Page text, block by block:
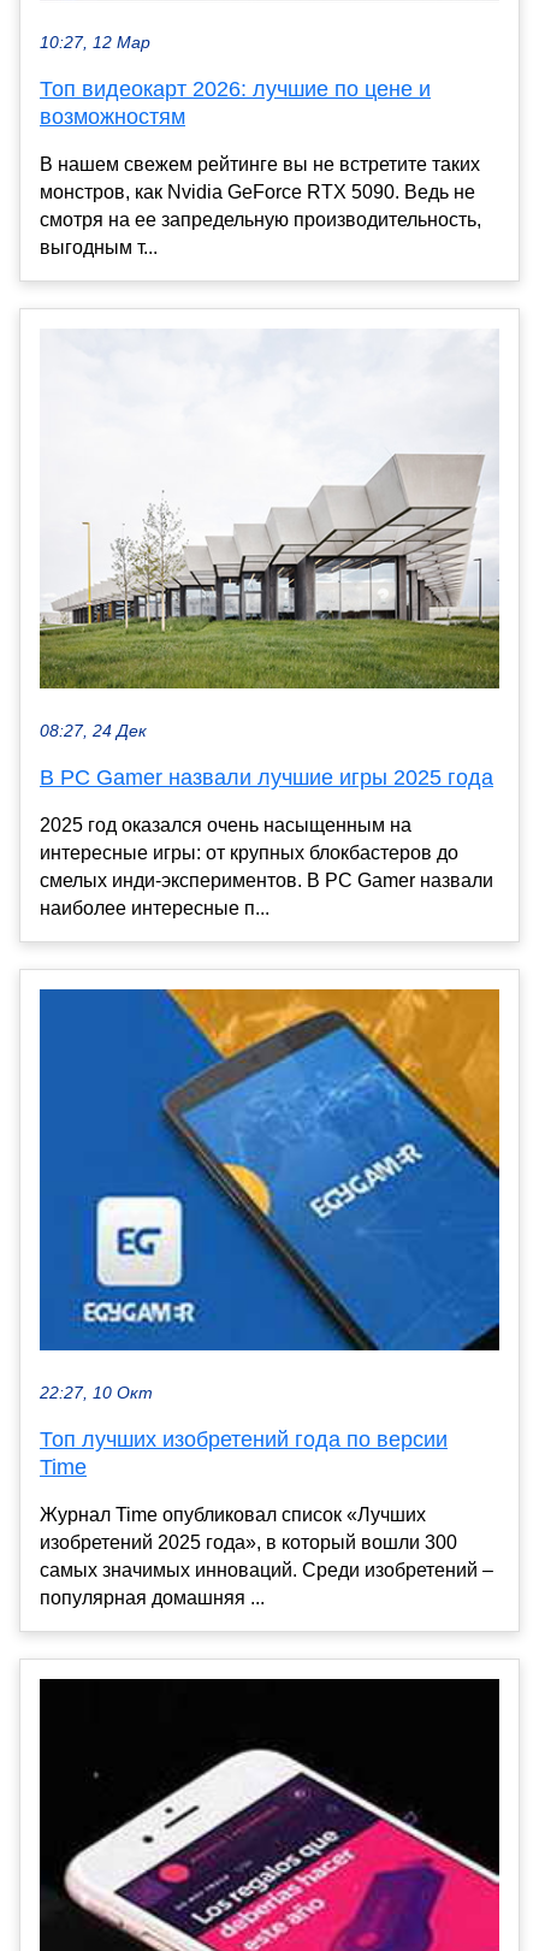
10:27, 12 Мар
Топ видеокарт 2026: лучшие по цене и
возможностям
В нашем свежем рейтинге вы не встретите таких
монстров, как Nvidia GeForce RTX 5090. Ведь не
смотря на ее запредельную производительность,
выгодным т...
08:27, 24 Дек
В PC Gamer назвали лучшие игры 2025 года
2025 год оказался очень насыщенным на
интересные игры: от крупных блокбастеров до
смелых инди-экспериментов. В PC Gamer назвали
наиболее интересные п...
22:27, 10 Окт
Топ лучших изобретений года по версии
Time
Журнал Time опубликовал список «Лучших
изобретений 2025 года», в который вошли 300
самых значимых инноваций. Среди изобретений –
популярная домашняя ...